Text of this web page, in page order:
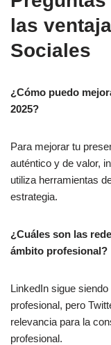
las
Sociales
¿Cómo puedo
2025?
Para mejorar tu
auténtico y de valor,
utiliza herramientas
estrategia.
¿Cuáles son las
ámbito profesional?
LinkedIn sigue
profesional, pero
relevancia para la
profesional.